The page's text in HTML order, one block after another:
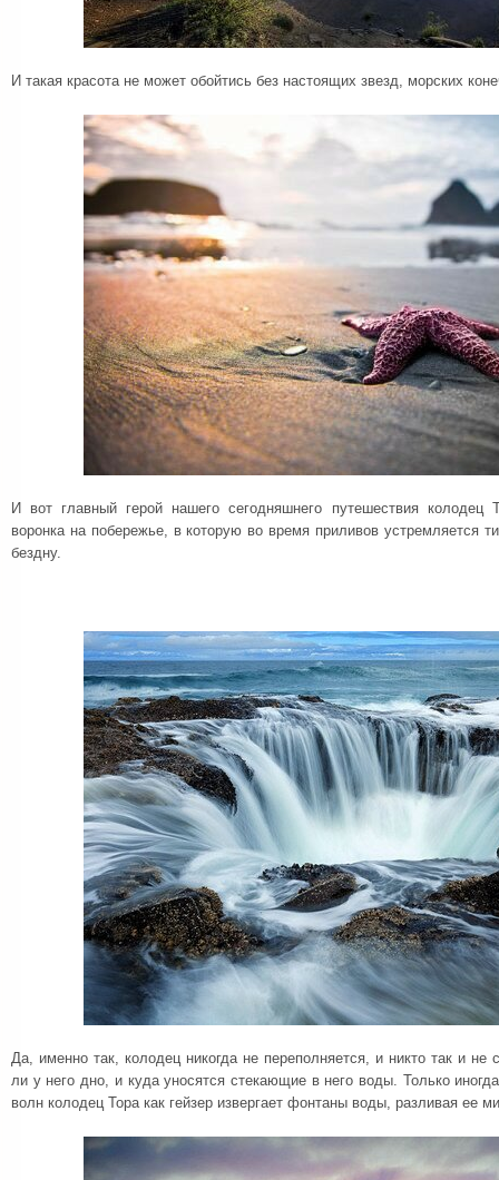
И такая красота не может обойтись без настоящих звезд, морских
И вот главный герой нашего сегодняшнего путешествия колодец
воронка на побережье, в которую во время приливов устремляется
бездну.
Да, именно так, колодец никогда не переполняется, и никто так и не
ли у него дно, и куда уносятся стекающие в него воды. Только
волн колодец Тора как гейзер извергает фонтаны воды, разливая ее